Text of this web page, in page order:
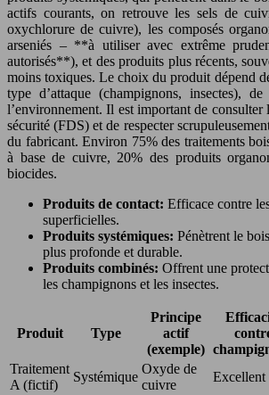
actifs courants, on retrouve les sels de
oxychlorure de cuivre), les composés
arseniés – **à utiliser avec extrême
autorisés**), et des produits plus récents,
moins toxiques. Le choix du produit dépend
type d’attaque (champignons, insectes),
l’environnement. Il est important de consulter
sécurité (FDS) et de respecter
du fabricant. Environ 75% des traitements
à base de cuivre, 20% des produits
biocides.
Produits de contact: Efficace contre
superficielles.
Produits systémiques: Pénètrent le
plus profonde et durable.
Produits combinés: Offrent une
les champignons et les insectes.
Produit Type
Principe
actif
(exemple)
Traitement
A (fictif)
Systémique
Oxyde de
cuivre
Excellent